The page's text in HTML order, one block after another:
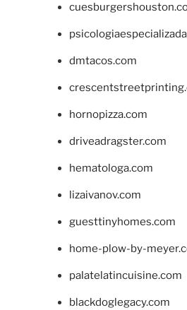
dmtacos.com
hornopizza.com
driveadragster.com
hematologa.com
lizaivanov.com
guesttinyhomes.com
home-plow-by-
palatelatincuisine.com
blackdoglegacy.com